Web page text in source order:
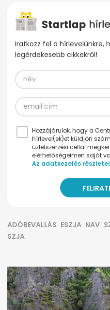
Iratkozz fel a hírlevelünkre,
legérdekesebb cikkekről!
Hozzájárulok, hogy a
hírlevel(ek)et küldjön
üzletszerzési céllal
elérhetőségeimen saját
Az adatkezelés részletei
ADÓBEVALLÁS ESZJA NAV
SZJA